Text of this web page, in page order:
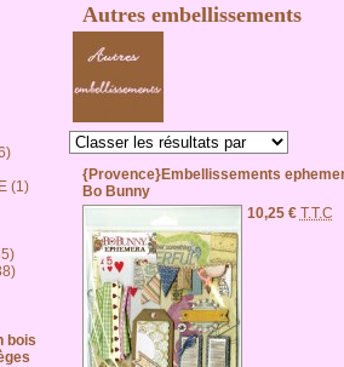
(1)
bois
Autres embellissements
{Provence}Embellissements
Bo Bunny
10,25 € T.T.C